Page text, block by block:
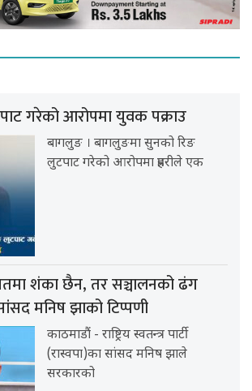
गरेको आरोपमा युवक पक्राउ
बागलुङ । बागलुङमा सुनको रिङ
लुटपाट गरेको आरोपमा प्रहरीले एक
शंका छैन, तर सञ्चालनको ढंग
मनिष झाको टिप्पणी
काठमाडौं - राष्ट्रिय स्वतन्त्र पार्टी
(रास्वपा)का सांसद मनिष झाले
सरकारको